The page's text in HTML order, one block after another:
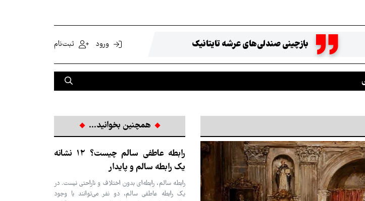
بازچینی صندلی‌های عرشه تایتانیک ورود ثبت‌نام
همچنین بخوانید...
رابطه عاطفی سالم چیست؟ ۱۲ نشانه
یک رابطه سالم و پایدار
رابطه سالم، رابطه‌ای بدون اختلاف و ناراحتی نیست. در
یک رابطه عاطفی سالم، دو نفر می‌توانند با وجود